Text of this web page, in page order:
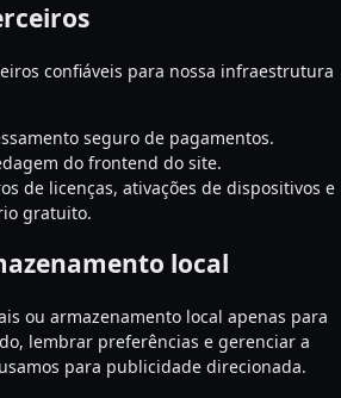
confiáveis para nossa infraestrutura
seguro de pagamentos.
do frontend do site.
de licenças, ativações de dispositivos e
gratuito.
local
ou armazenamento local apenas para
lembrar preferências e gerenciar a
para publicidade direcionada.